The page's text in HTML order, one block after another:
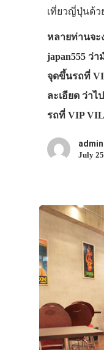
เที่ยวญี่ปุ่นด้ว
หลายท่านจะ
japan555 ว่
จุดขึ้นรถที่
ละเอียด ว่า
รถที่ VIP
admin
July